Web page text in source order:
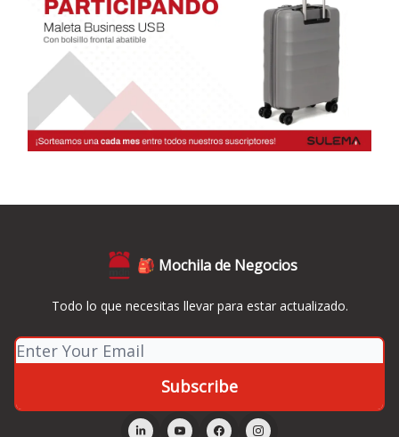
🎒 Mochila de Negocios
Todo lo que necesitas llevar para estar actualizado.